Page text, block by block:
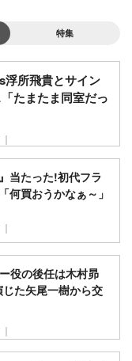
特集
浮所飛貴とサイン
たまたま同室だっ
当たった!初代フラ
何買おうかなぁ～」
役の後任は木村昴
た矢尾一樹から交